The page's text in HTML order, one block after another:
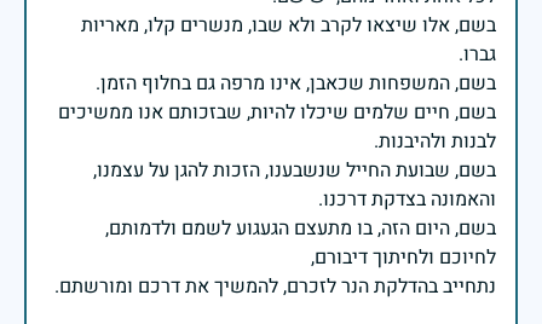
בשם, אלו שיצאו לקרב ולא שבו, מנשרים קלו, מאריות
בשם, חיים שלמים שיכלו להיות, שבזכותם אנו ממשיכים
בשם, שבועת החייל שנשבענו, הזכות להגן על עצמנו,
בשם, היום הזה, בו מתעצם הגעגוע לשמם ולדמותם,
נתחייב בהדלקת הנר לזכרם, להמשיך את דרכם ומורשתם.